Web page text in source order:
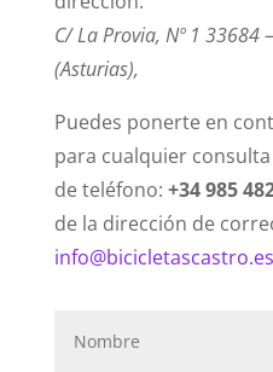
C/ La Provia, Nº 1 33684
(Asturias),
Puedes ponerte en
para cualquier
de teléfono: +34 985
de la dirección de
info@bicicletascastro.es